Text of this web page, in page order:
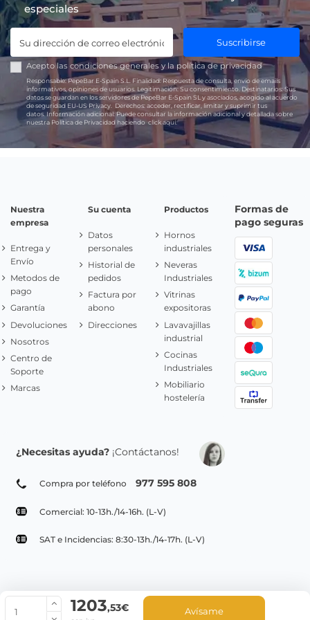
1203,53€ Avísame
especiales
Suscribirse
Acepto las condiciones generales y lapolítica de privacidad
Responsable:PepeBar E-Spain S.L. Finalidad: Respuesta de consulta, envío de emails
informativos, opiniones de usuarios. Legitimación: Su consentimiento. Destinatarios: Sus
datos se guardan en los servidores de PepeBar E-Spain SL y asociados, acogido al acuerdo
de seguridad EU-US Privacy.
Derechos: acceder, rectificar, limitar y suprimir tus
datos. Información adicional:Puede consultar la información adicional y detallada sobre
nuestra Política de Privacidad haciendoclick aquí.
Nuestra
empresa
Entrega y
Envío
Metodos de
pago
Garantía
Devoluciones
Nosotros
Centro de
Soporte
Marcas
Su cuenta
Datos
personales
Historial de
pedidos
Factura por
abono
Direcciones
Productos
Hornos
industriales
Neveras
Industriales
Vitrinas
expositoras
Lavavajillas
industrial
Cocinas
Industriales
Mobiliario
hostelería
Formas de
pago seguras
¿Necesitas ayuda? ¡Contáctanos!
Compra por teléfono 977 595 808
Comercial: 10-13h./14-16h. (L-V)
SAT e Incidencias: 8:30-13h./14-17h. (L-V)
© Copyright 2022 PepeBar.com |
Aviso legal y
Condiciones generales de compra |